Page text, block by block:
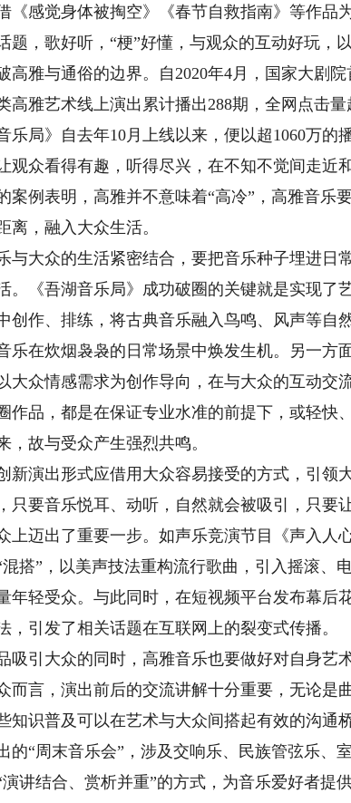
《感觉身体被掏空》《春节自救指南》等作品
题，歌好听，“梗”好懂，与观众的互动好玩，
高雅与通俗的边界。自2020年4月，国家大剧
高雅艺术线上演出累计播出288期，全网点击
乐局》自去年10月上线以来，便以超1060万的
观众看得有趣，听得尽兴，在不知不觉间走近
例表明，高雅并不意味着“高冷”，高雅音乐
离，融入大众生活。
大众的生活紧密结合，要把音乐种子埋进日
。《吾湖音乐局》成功破圈的关键就是实现了
创作、排练，将古典音乐融入鸟鸣、风声等自
乐在炊烟袅袅的日常场景中焕发生机。另一方
大众情感需求为创作导向，在与大众的互动交
作品，都是在保证专业水准的前提下，或轻快
，故与受众产生强烈共鸣。
演出形式应借用大众容易接受的方式，引领
只要音乐悦耳、动听，自然就会被吸引，只要
上迈出了重要一步。如声乐竞演节目《声入人
搭”，以美声技法重构流行歌曲，引入摇滚、
年轻受众。与此同时，在短视频平台发布幕后
，引发了相关话题在互联网上的裂变式传播。
引大众的同时，高雅音乐也要做好对自身艺
而言，演出前后的交流讲解十分重要，无论是
知识普及可以在艺术与大众间搭起有效的沟通
的“周末音乐会”，涉及交响乐、民族管弦乐、
讲结合、赏析并重”的方式，为音乐爱好者提